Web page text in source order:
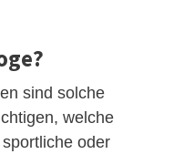
sind solche
welche
oder